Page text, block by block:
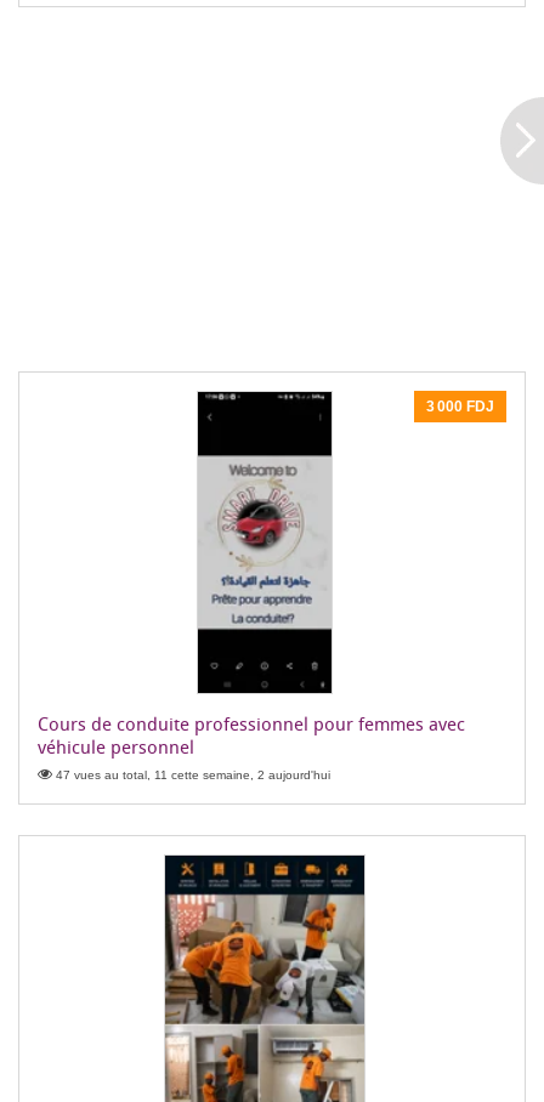
3 000 FDJ
Cours de conduite professionnel pour femmes avec
véhicule personnel
47 vues au total, 11 cette semaine, 2 aujourd'hui